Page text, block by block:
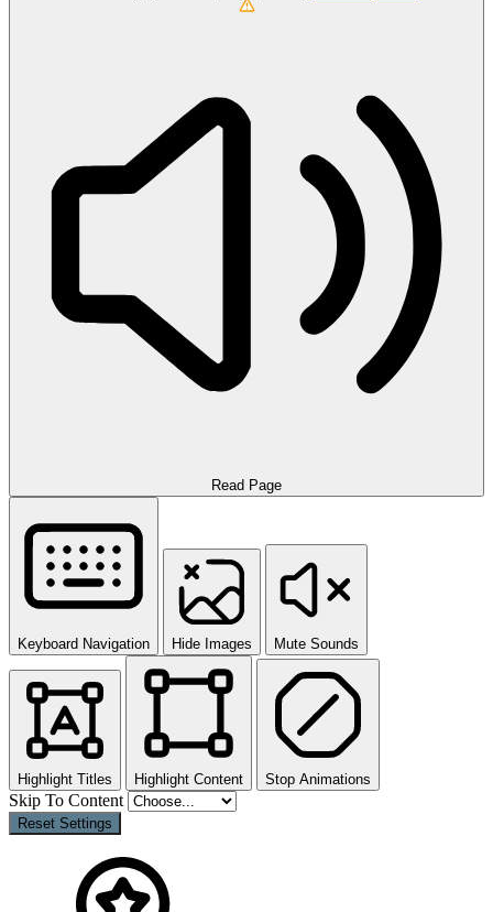
Read Page
Keyboard Navigation Hide Images Mute Sounds
Highlight Titles Highlight Content Stop Animations
Skip To Content
Reset Settings